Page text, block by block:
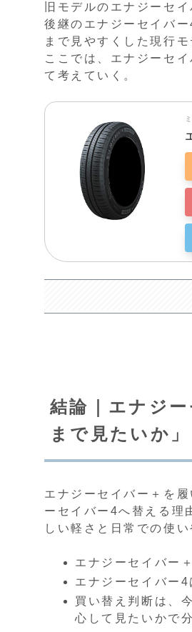
旧モデルのエナジーセ
後継のエナジーセイバ
まで見やすくした現行
ここでは、エナジーセ
て考えていく。
結論｜エナジ
まで見たいか」
エナジーセイバー＋を
ーセイバー4へ替える理
しい軽さと日常での使
エナジーセイバー
エナジーセイバー
買い替え判断は、
心して見たいかで